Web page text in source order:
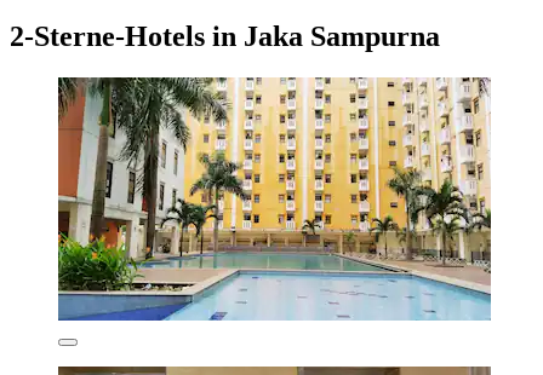
2-Sterne-Hotels in Jaka Sampurna